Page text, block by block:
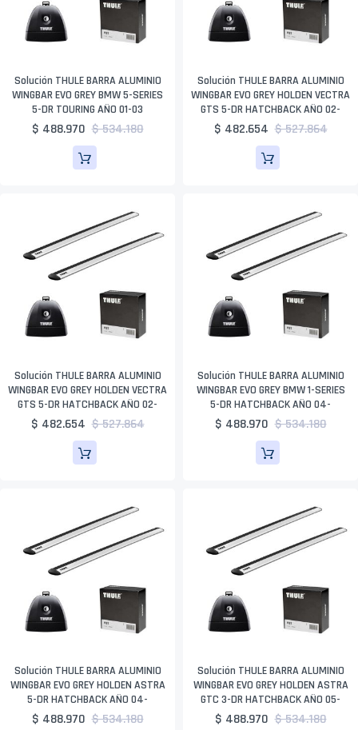
Solución THULE BARRA ALUMINIO
WINGBAR EVO GREY BMW 5-SERIES
5-DR TOURING AÑO 01-03
$ 488.970 $ 534.180
Solución THULE BARRA ALUMINIO
WINGBAR EVO GREY HOLDEN VECTRA
GTS 5-DR HATCHBACK AÑO 02-
$ 482.654 $ 527.864
Solución THULE BARRA ALUMINIO
WINGBAR EVO GREY HOLDEN VECTRA
GTS 5-DR HATCHBACK AÑO 02-
$ 482.654 $ 527.864
Solución THULE BARRA ALUMINIO
WINGBAR EVO GREY BMW 1-SERIES
5-DR HATCHBACK AÑO 04-
$ 488.970 $ 534.180
Solución THULE BARRA ALUMINIO
WINGBAR EVO GREY HOLDEN ASTRA
5-DR HATCHBACK AÑO 04-
$ 488.970 $ 534.180
Solución THULE BARRA ALUMINIO
WINGBAR EVO GREY HOLDEN ASTRA
GTC 3-DR HATCHBACK AÑO 05-
$ 488.970 $ 534.180